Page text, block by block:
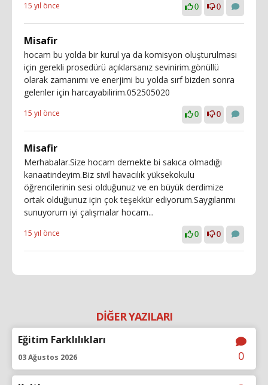
15 yıl önce 0 0
Misafir
hocam bu yolda bir kurul ya da komisyon oluşturulması
için gerekli prosedürü açıklarsanız sevinirim.gönüllü
olarak zamanımı ve enerjimi bu yolda sırf bizden sonra
gelenler için harcayabilirim.052505020
15 yıl önce 0 0
Misafir
Merhabalar.Size hocam demekte bi sakıca olmadığı
kanaatindeyim.Biz sivil havacılık yüksekokulu
öğrencilerinin sesi olduğunuz ve en büyük derdimize
ortak olduğunuz için çok teşekkür ediyorum.Saygılarımı
sunuyorum iyi çalışmalar hocam...
15 yıl önce 0 0
DİĞER YAZILARI
Eğitim Farklılıkları
03 Ağustos 2026 0